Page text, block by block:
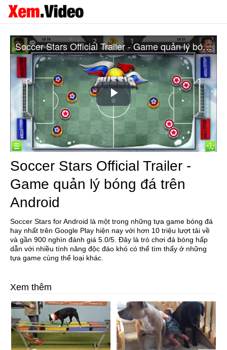
Play
Video
Soccer Stars Official Trailer - Game quản lý bóng đá trên Android
Soccer Stars Official Trailer -
Game quản lý bóng đá trên
Android
Soccer Stars for Android là một trong những tựa game bóng đá
hay nhất trên Google Play hiện nay với hơn 10 triệu lượt tải về
và gần 900 nghìn đánh giá 5.0/5. Đây là trò chơi đá bóng hấp
dẫn với nhiều tính năng độc đáo khó có thể tìm thấy ở những
tựa game cùng thể loại khác.
Xem thêm